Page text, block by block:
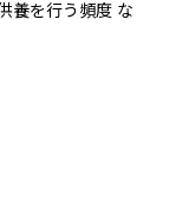
養を行う頻度 な